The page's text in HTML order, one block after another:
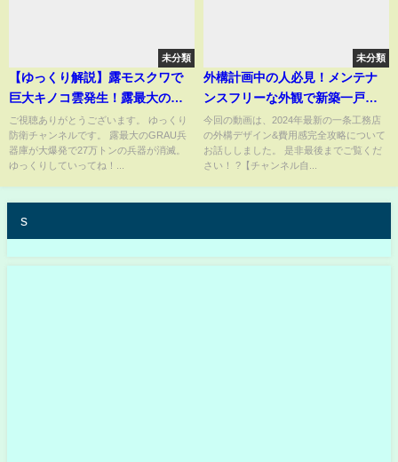
未分類
【ゆっくり解説】露モスクワで
巨大キノコ雲発生！露最大の
GRAU兵器庫が大爆発で27万ト
ンの兵器が消滅。
ご視聴ありがとうございます。 ゆっくり
防衛チャンネルです。 露最大のGRAU兵
器庫が大爆発で27万トンの兵器が消滅。
ゆっくりしていってね！...
未分類
外構計画中の人必見！メンテナ
ンスフリーな外観で新築一戸建
てを建てたい方は必ず見てくだ
さい【一条工務店/注文住宅】
今回の動画は、2024年最新の一条工務店
の外構デザイン&費用感完全攻略について
お話ししました。 是非最後までご覧くだ
さい！ ?【チャンネル自...
s